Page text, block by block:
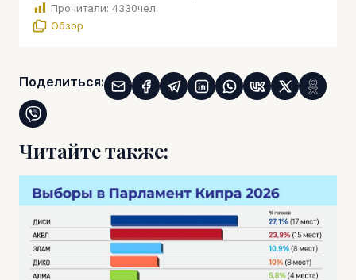
Прочитали: 4330чел.
Обзор
Поделиться:
Читайте также: